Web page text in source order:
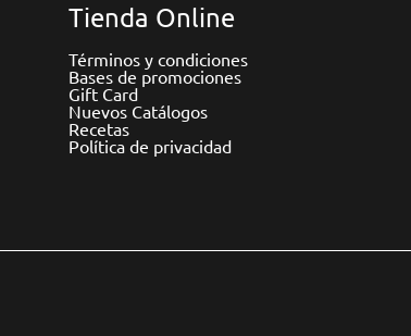
Tienda Online
Términos y condiciones
Bases de promociones
Gift Card
Nuevos Catálogos
Recetas
Política de privacidad